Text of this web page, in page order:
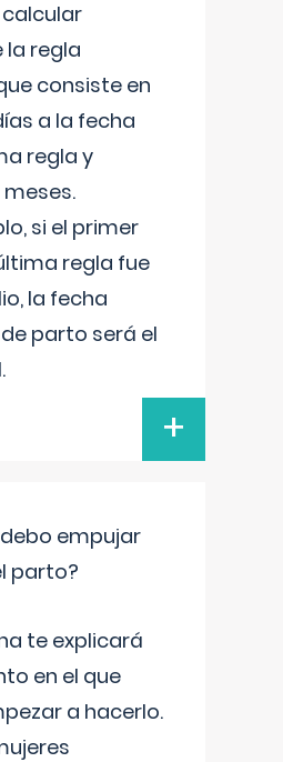
calcular
regla
consiste en
a la fecha
regla y
si el primer
regla fue
la fecha
parto será el
+
empujar
parto?
te explicará
en el que
a hacerlo.